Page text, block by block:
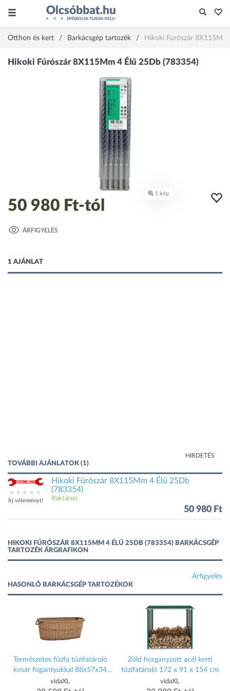
Otthon és kert Barkácsgép tartozék Hikoki Fúrószár
50 980 Ft-tól
ÁRFIGYELÉS
1 AJÁNLAT
HIRDETÉS
TOVÁBBI AJÁNLATOK (1)
Írj véleményt!
Hikoki Fúrószár 8X115Mm 4 Élű 25Db
(783354)
Raktáron
50 980 Ft
HIKOKI FÚRÓSZÁR 8X115MM 4 ÉLŰ 25DB (783354) BARKÁCSGÉP
TARTOZÉK ÁRGRAFIKON
Árfigyelés
HASONLÓ BARKÁCSGÉP TARTOZÉKOK
Természetes fűzfa tűzifatároló
kosár fogantyúkkal 88x57x34
cm
vidaXL
Zöld horganyzott acél kerti
tűzifatároló 172 x 91 x 154 cm
vidaXL